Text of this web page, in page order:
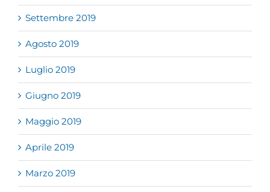
Settembre 2019
Agosto 2019
Luglio 2019
Giugno 2019
Maggio 2019
Aprile 2019
Marzo 2019